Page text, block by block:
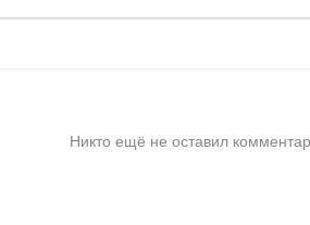
Никто ещё не оставил